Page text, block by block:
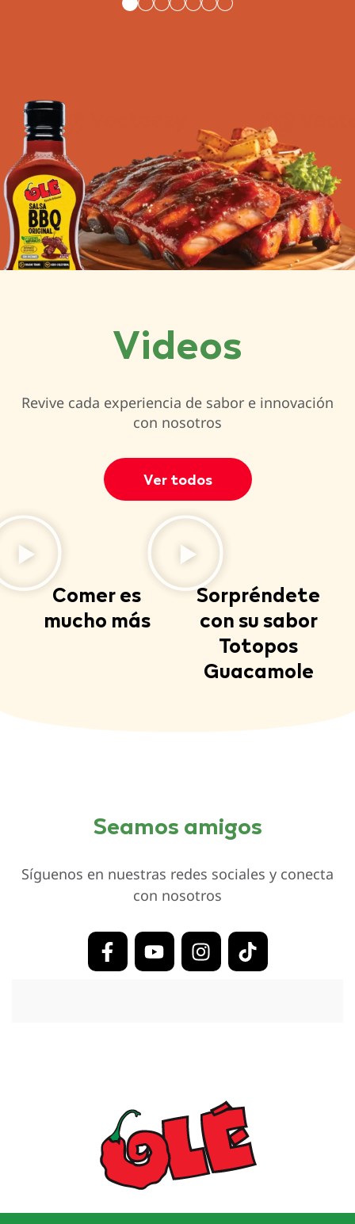
Videos
Revive cada experiencia de sabor e innovación
con nosotros
Ver todos
Comer es
mucho más
Sorpréndete
con su sabor
Totopos
Guacamole
Seamos amigos
Síguenos en nuestras redes sociales y conecta
con nosotros